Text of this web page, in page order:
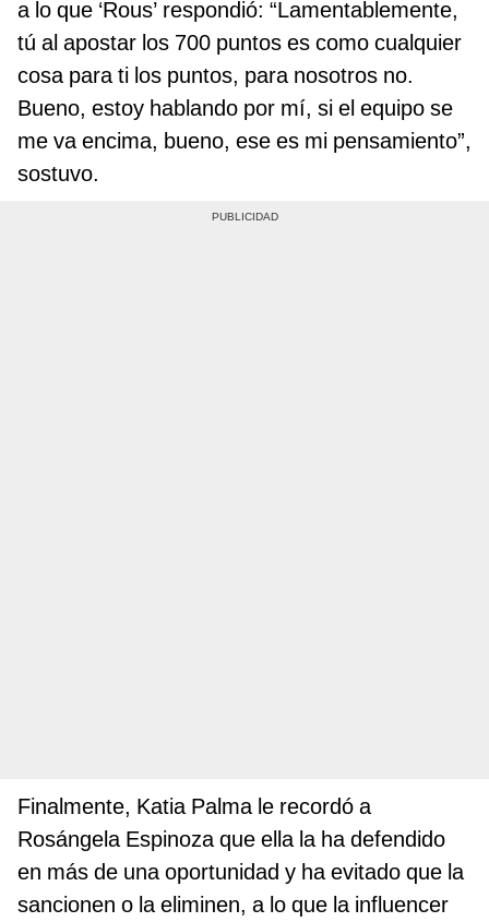
a lo que ‘Rous’ respondió: “Lamentablemente,
tú al apostar los 700 puntos es como cualquier
cosa para ti los puntos, para nosotros no.
Bueno, estoy hablando por mí, si el equipo se
me va encima, bueno, ese es mi pensamiento”,
sostuvo.
Finalmente, Katia Palma le recordó a
Rosángela Espinoza que ella la ha defendido
en más de una oportunidad y ha evitado que la
sancionen o la eliminen, a lo que la influencer